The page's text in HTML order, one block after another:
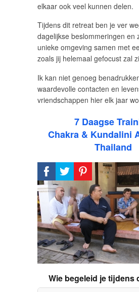
elkaar ook veel kunnen delen.
Tijdens dit retreat ben je ver
dagelijkse beslommeringen en
unieke omgeving samen met
zoals jij helemaal gefocust zal
Ik kan niet genoeg
waardevolle contacten en
vriendschappen hier elk jaar
7 Daagse
Chakra & Kundalini
Thailand
Wie begeleid je tijdens